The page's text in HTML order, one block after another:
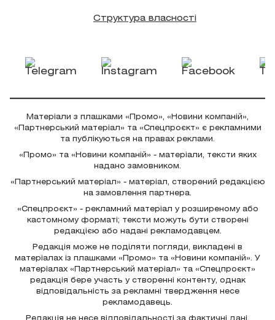
Структура власності
Матеріали з плашками «Промо», «Новини компаній»,
«Партнерський матеріал» та «Спецпроєкт» є рекламними
та публікуються на правах реклами.
«Промо» та «Новини компаній» - матеріали, тексти яких
надано замовником.
«Партнерський матеріал» - матеріал, створений редакцією
на замовлення партнера.
«Спецпроєкт» - рекламний матеріал у розширеному або
кастомному форматі; тексти можуть бути створені
редакцією або надані рекламодавцем.
Редакція може не поділяти погляди, викладені в
матеріалах із плашками «Промо» та «Новини компаній». У
матеріалах «Партнерський матеріал» та «Спецпроєкт»
редакція бере участь у створенні контенту, однак
відповідальність за рекламні твердження несе
рекламодавець.
Редакція не несе відповідальності за фактичні дані,